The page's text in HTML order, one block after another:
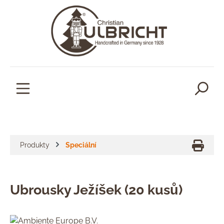
Produkty Speciální
Ubrousky Ježíšek (20 kusů)